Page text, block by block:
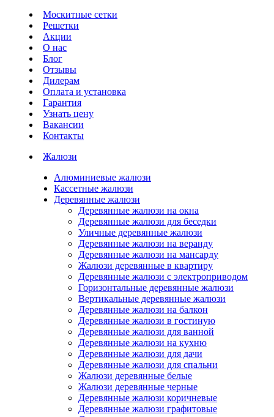
Москитные сетки
Решетки
Акции
О нас
Блог
Отзывы
Дилерам
Оплата и установка
Гарантия
Узнать цену
Вакансии
Контакты
Жалюзи
Алюминиевые жалюзи
Кассетные жалюзи
Деревянные жалюзи
Деревянные жалюзи на окна
Деревянные жалюзи для беседки
Уличные деревянные жалюзи
Деревянные жалюзи на веранду
Деревянные жалюзи на мансарду
Жалюзи деревянные в квартиру
Деревянные жалюзи с электроприводом
Горизонтальные деревянные жалюзи
Вертикальные деревянные жалюзи
Деревянные жалюзи на балкон
Деревянные жалюзи в гостиную
Деревянные жалюзи для ванной
Деревянные жалюзи на кухню
Деревянные жалюзи для дачи
Деревянные жалюзи для спальни
Жалюзи деревянные белые
Жалюзи деревянные черные
Деревянные жалюзи коричневые
Деревянные жалюзи графитовые